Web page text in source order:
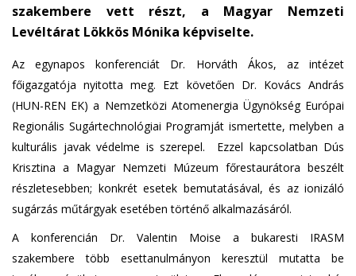
d
s
-
m
a
i
l
)
szakembere vett részt, a Magyar Nemzeti
Levéltárat Lökkös Mónika képviselte.
Az egynapos konferenciát Dr. Horváth Ákos, az intézet
főigazgatója nyitotta meg. Ezt követően Dr. Kovács András
(HUN-REN EK) a Nemzetközi Atomenergia Ügynökség Európai
Regionális Sugártechnológiai Programját ismertette, melyben a
kulturális javak védelme is szerepel. Ezzel kapcsolatban Dús
Krisztina a Magyar Nemzeti Múzeum főrestaurátora beszélt
részletesebben; konkrét esetek bemutatásával, és az ionizáló
sugárzás műtárgyak esetében történő alkalmazásáról.
A konferencián Dr. Valentin Moise a bukaresti IRASM
szakembere több esettanulmányon keresztül mutatta be